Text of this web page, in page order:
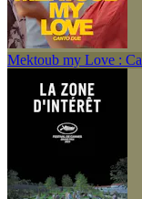
Mektoub my Love :